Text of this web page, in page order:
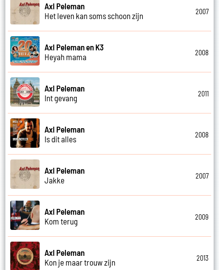
Axl Peleman
Het leven kan soms schoon zijn
2007
Axl Peleman en K3
Heyah mama
2008
Axl Peleman
Int gevang
2011
Axl Peleman
Is dit alles
2008
Axl Peleman
Jakke
2007
Axl Peleman
Kom terug
2009
Axl Peleman
Kon je maar trouw zijn
2013